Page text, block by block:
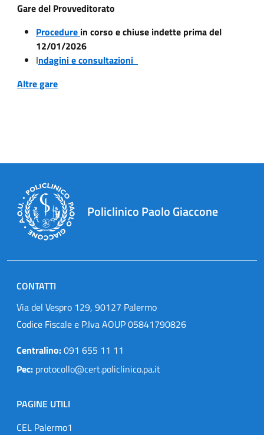
Gare del Provveditorato
Procedure in corso e chiuse indette prima del
12/01/2026
Indagini e consultazioni
Altre gare
Policlinico Paolo Giaccone
CONTATTI
Via del Vespro 129, 90127 Palermo
Codice Fiscale e P.Iva AOUP 05841790826
Centralino:091 655 11 11
Pec: protocollo@cert.policlinico.pa.it
PAGINE UTILI
CEL Palermo1